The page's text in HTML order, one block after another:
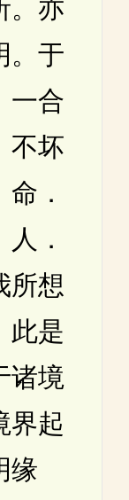
。亦
。于
一合
不坏
．
．
所想
此是
诸境
界起
缘